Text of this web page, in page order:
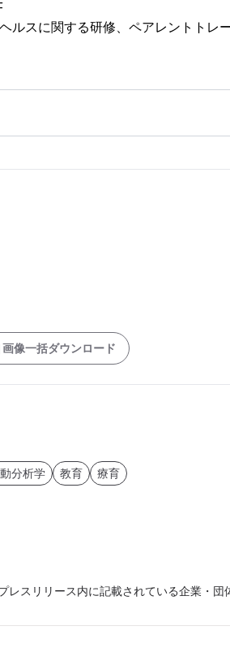
ルスに関する研修、ペアレントトレ
画像一括ダウンロード
分析学 教育 療育
スリリース内に記載されている企業・団